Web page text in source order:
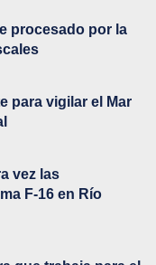
procesado por la
para vigilar el Mar
vez las
F-16 en Río